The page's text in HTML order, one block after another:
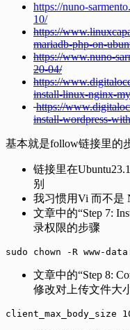
https://nuno-
10/
https://
mariadb-php-on-
https://www.nuno-
20-04/
https://
install-linux-nginx-
https://
install-wordpress-
基本就是follow链接里的
链接里在
别
我习惯用Vi 而不是
文章中的“Step 7:
录权限的步骤
sudo chown -R www-
文章中的“Step 8:
修改对上传文件大
client_max_body_size